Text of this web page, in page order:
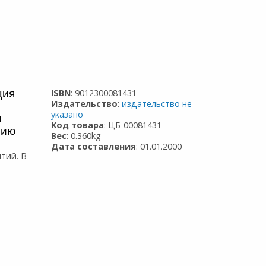
В
ISBN: 9012300081431
Издательство:издательство не
указано
Код товара: ЦБ-00081431
Вес: 0.360kg
Дата составления: 01.01.2000